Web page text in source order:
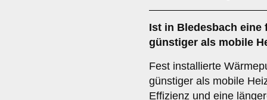
Ist in Bledesbach eine
günstiger als mobile
Fest installierte
günstiger als mobile
Effizienz und eine